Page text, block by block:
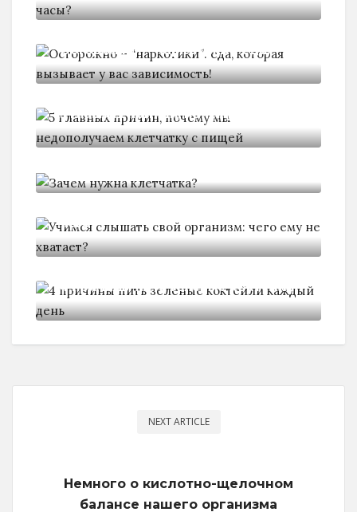
Осторожно - "наркотики": еда,
5 главных причин, почему мы
чего
4 причины пить зеленые коктейли
NEXT ARTICLE
Немного о кислотно-щелочном
балансе нашего организма